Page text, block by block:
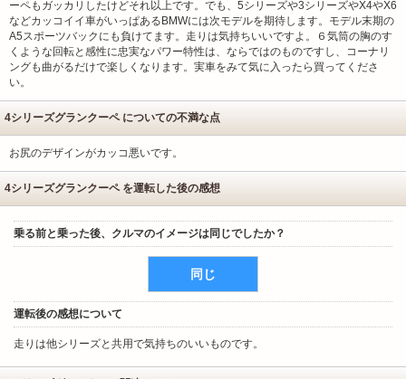
ーペもガッカリしたけどそれ以上です。でも、5シリーズや3シリーズやX4やX6
などカッコイイ車がいっぱあるBMWには次モデルを期待します。モデル末期の
A5スポーツバックにも負けてます。走りは気持ちいいですよ。６気筒の胸のす
くような回転と感性に忠実なパワー特性は、ならではのものですし、コーナリ
ングも曲がるだけで楽しくなります。実車をみて気に入ったら買ってくださ
い。
4シリーズグランクーペ についての不満な点
お尻のデザインがカッコ悪いです。
4シリーズグランクーペ を運転した後の感想
乗る前と乗った後、クルマのイメージは同じでしたか？
同じ
運転後の感想について
走りは他シリーズと共用で気持ちのいいものです。